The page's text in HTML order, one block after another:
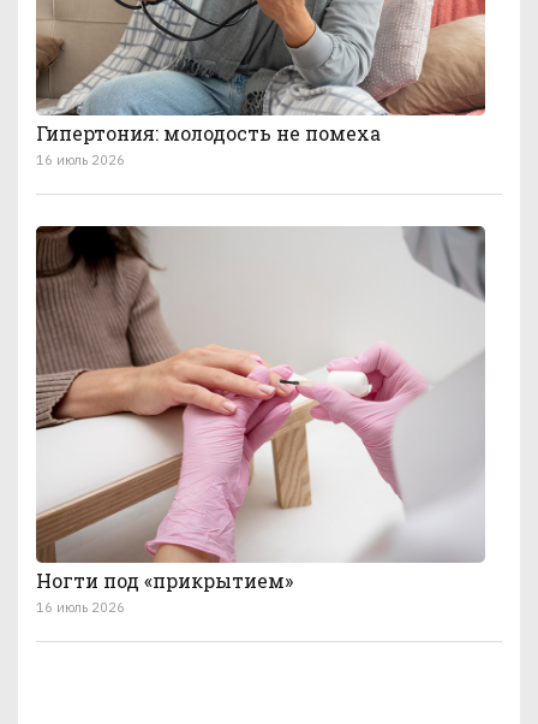
Гипертония: молодость не помеха
16 июль 2026
Ногти под «прикрытием»
16 июль 2026